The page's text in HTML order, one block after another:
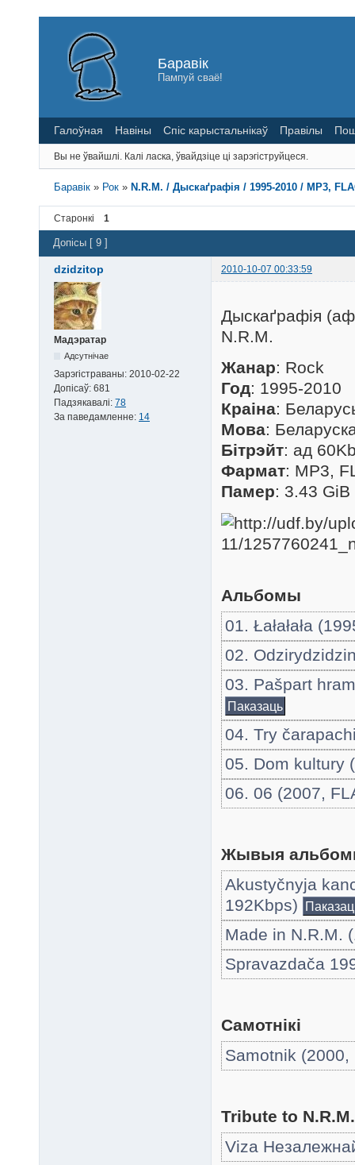
Баравік
Пампуй сваё!
Галоўная Навіны Спіс карыстальнікаў Правілы
Вы не ўвайшлі. Калі ласка, ўвайдзіце ці зарэгіструйцеся.
Баравік » Рок » N.R.M. / Дыскаґрафія / 1995-2010 / MP3,
Старонкі 1
Допісы [ 9 ]
dzidzitop 2010-10-07 00:33:59
Мадэратар
Адсутнічае
Зарэгістраваны: 2010-02-22
Допісаў: 681
Падзякавалі: 78
За паведамленне: 14
Дыскаґрафія
N.R.M.
Жанар: Rock
Год: 1995-2010
Краіна:
Мова:
Бітрэйт: ад
Фармат: MP3,
Памер: 3.43 GiB
Альбомы
01. Łałałała
02.
03. Pašpart
Паказаць
04. Try
05. Dom kultury
06. 06 (2007,
Жывыя
Akustyčnyja
192Kbps)
Made in N.R.M.
Spravazdača
Самотнікі
Samotnik
Tribute to N.R.M.
Viza